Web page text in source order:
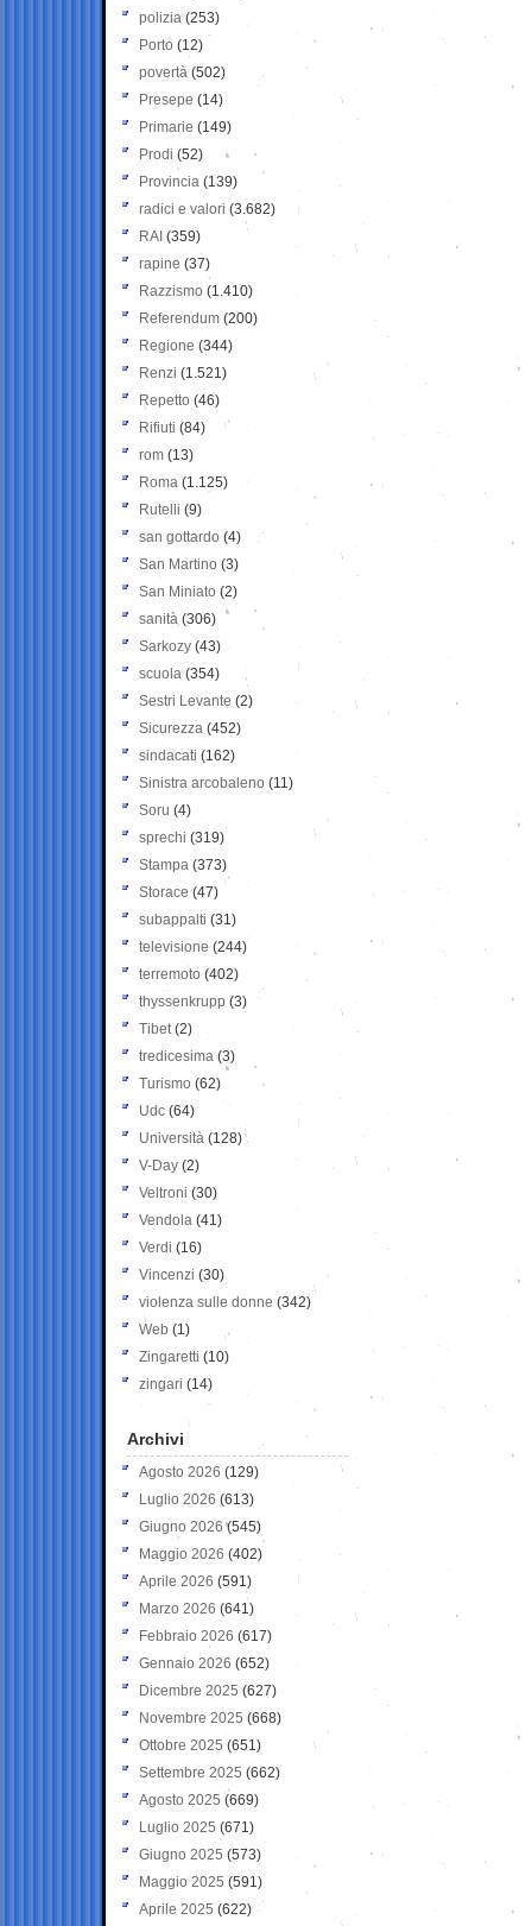
polizia (253)
Porto (12)
povertà (502)
Presepe (14)
Primarie (149)
Prodi (52)
Provincia (139)
radici e valori (3.682)
RAI (359)
rapine (37)
Razzismo (1.410)
Referendum (200)
Regione (344)
Renzi (1.521)
Repetto (46)
Rifiuti (84)
rom (13)
Roma (1.125)
Rutelli (9)
san gottardo (4)
San Martino (3)
San Miniato (2)
sanità (306)
Sarkozy (43)
scuola (354)
Sestri Levante (2)
Sicurezza (452)
sindacati (162)
Sinistra arcobaleno (11)
Soru (4)
sprechi (319)
Stampa (373)
Storace (47)
subappalti (31)
televisione(244)
terremoto (402)
thyssenkrupp (3)
Tibet(2)
tredicesima (3)
Turismo (62)
Udc (64)
Università (128)
V-Day (2)
Veltroni (30)
Vendola (41)
Verdi (16)
Vincenzi (30)
violenza sulle donne (342)
Web (1)
Zingaretti (10)
zingari (14)
Archivi
Agosto 2026 (129)
Luglio 2026 (613)
Giugno 2026 (545)
Maggio 2026 (402)
Aprile 2026 (591)
Marzo 2026 (641)
Febbraio 2026 (617)
Gennaio 2026 (652)
Dicembre 2025 (627)
Novembre 2025 (668)
Ottobre 2025 (651)
Settembre 2025 (662)
Agosto 2025 (669)
Luglio 2025 (671)
Giugno 2025 (573)
Maggio 2025 (591)
Aprile 2025 (622)